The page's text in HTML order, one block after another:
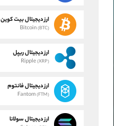
ارز دیجیتال بیت کوین
Bitcoin(BTC)
ارز دیجیتال ریپل
Ripple(XRP)
ارز دیجیتال فانتوم
Fantom(FTM)
ارز دیجیتال سولانا